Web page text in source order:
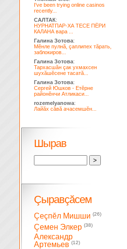
I've been trying online casinos
recently...
САЛТАК:
НУРНАТПАР-ХА ТЕСЕ ПЁРИ
КАЛАНА вара ...
Галина Зотова:
Мĕнле пулнă, çаплипех тăрать,
заблокиров...
Галина Зотова:
Тархасшăн çак ухмахсен
шухăшĕсене тасатă...
Галина Зотова:
Сергей Юшков - Етĕрне
районĕнчи Атликаси...
rozemelyanowa:
Лайăх сăвă ачасемшĕн...
Шырав
Çыравçăсем
Çеçпĕл Мишши (26)
Çемен Элкер (38)
Александр
Артемьев (12)